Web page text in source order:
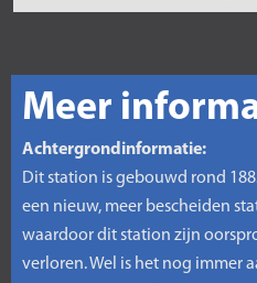
Meer
Achtergrondinformatie:
Dit station is gebouwd rond
een nieuw, meer bescheiden
waardoor dit station zijn
verloren. Wel is het nog immer